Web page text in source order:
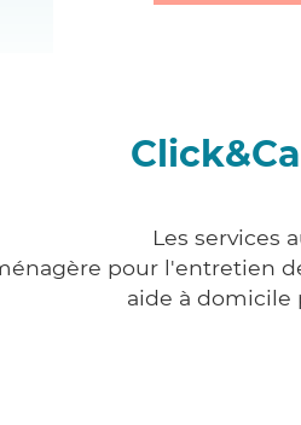
Les services
pour l'entretien
aide à domicile